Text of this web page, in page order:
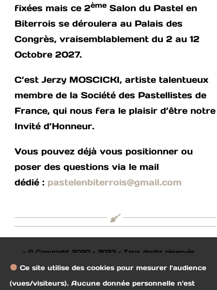
fixées mais ce 2ème Salon du Pastel en
Biterrois se déroulera au Palais des
Congrès, vraisemblablement du 2 au 12
Octobre 2027.
C’est Jerzy MOSCICKI, artiste talentueux
membre de la Société des Pastellistes de
France, qui nous fera le plaisir d’être notre
Invité d’Honneur.
Vous pouvez déjà vous positionner ou
poser des questions via le mail
dédié : pastelenbiterrois@gmail.com
- © Copyright 2020 - 2023 - Tous droits réservés
société des beaux arts de Béziers Remerciements à
Alain Turpault, au CA, à toute l'équipe bénévole de la
Ce site utilise des cookies pour mesurer l'audience
(vues/visiteurs). Aucune donnée personnelle n'est